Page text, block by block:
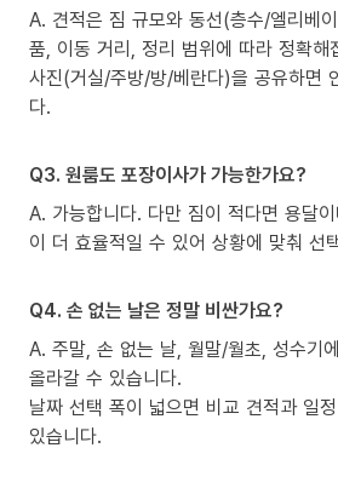
A. 견적은 짐 규모와 동선(층수/엘리베
품, 이동 거리, 정리 범위에 따라 정확해
사진(거실/주방/방/베란다)을 공유하면
다.
Q3. 원룸도 포장이사가 가능한가요?
A. 가능합니다. 다만 짐이 적다면 용달
이 더 효율적일 수 있어 상황에 맞춰 선
Q4. 손 없는 날은 정말 비싼가요?
A. 주말, 손 없는 날, 월말/월초, 성수기
올라갈 수 있습니다.
날짜 선택 폭이 넓으면 비교 견적과 일
있습니다.